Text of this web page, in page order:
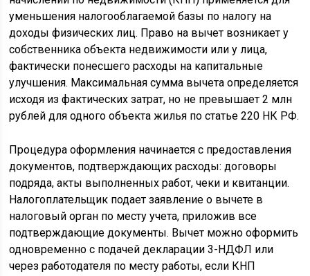
уменьшения налогооблагаемой базы по налогу на
доходы физических лиц. Право на вычет возникает у
собственника объекта недвижимости или у лица,
фактически понесшего расходы на капитальные
улучшения. Максимальная сумма вычета определяется
исходя из фактических затрат, но не превышает 2 млн
рублей для одного объекта жилья по статье 220 НК РФ.
Процедура оформления начинается с предоставления
документов, подтверждающих расходы: договоры
подряда, акты выполненных работ, чеки и квитанции.
Налогоплательщик подает заявление о вычете в
налоговый орган по месту учета, приложив все
подтверждающие документы. Вычет можно оформить
одновременно с подачей декларации 3-НДФЛ или
через работодателя по месту работы, если КНП